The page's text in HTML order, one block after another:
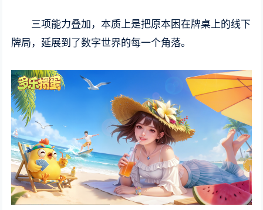
三项能力叠加，本质上是把原本困在牌桌上的线下
牌局，延展到了数字世界的每一个角落。